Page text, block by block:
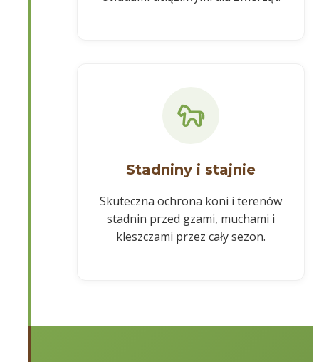
Stadniny i stajnie
Skuteczna ochrona koni i terenów
stadnin przed gzami, muchami i
kleszczami przez cały sezon.